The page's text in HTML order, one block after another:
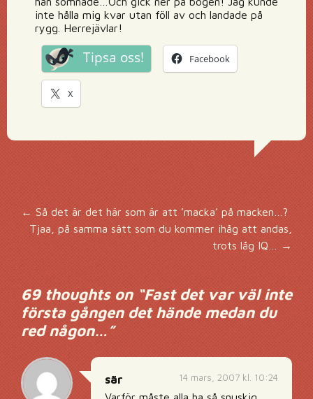
inte hålla mig kvar utan föll av och landade på
rygg. Herrejävlar!
Tipsa oss! Facebook
X
Inläggsnavigering
← Så det är det här som är att ’macka’ på macken…?
Tjaa, på samma sätt som du kommer ihåg att andas,
trots låg IQ… →
69 thoughts on “Fast det var väl inte
första gången det hände medan du
red någon…”
14 mars, 2007 kl. 10:24
sär